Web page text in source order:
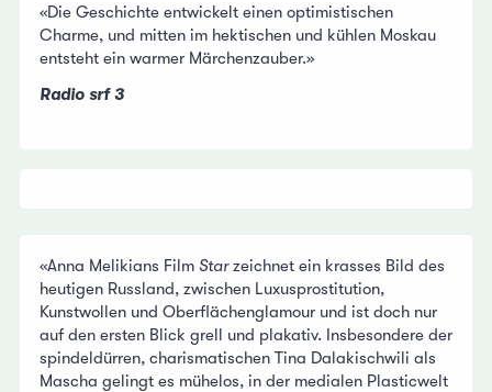
«Die Geschichte entwickelt einen optimistischen
Charme, und mitten im hektischen und kühlen Moskau
entsteht ein warmer Märchenzauber.»
Radio srf 3
«Anna Melikians Film Starzeichnet ein krasses Bild des
heutigen Russland, zwischen Luxusprostitution,
Kunstwollen und Oberflächenglamour und ist doch nur
auf den ersten Blick grell und plakativ. Insbesondere der
spindeldürren, charismatischen Tina Dalakischwili als
Mascha gelingt es mühelos, in der medialen Plasticwelt